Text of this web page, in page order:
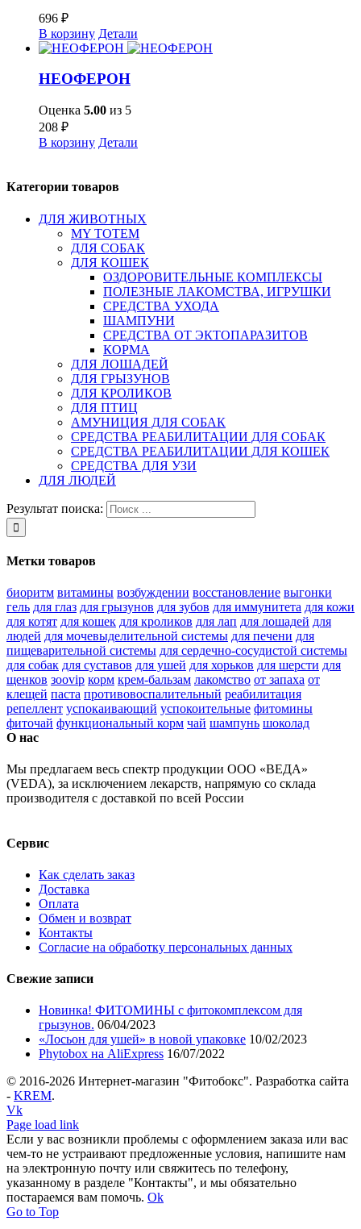
696 ₽
В корзину Детали
НЕОФЕРОН
Оценка 5.00 из 5
208 ₽
В корзину Детали
Категории товаров
ДЛЯ ЖИВОТНЫХ
MY TOTEM
ДЛЯ СОБАК
ДЛЯ КОШЕК
ОЗДОРОВИТЕЛЬНЫЕ КОМПЛЕКСЫ
ПОЛЕЗНЫЕ ЛАКОМСТВА, ИГРУШКИ
СРЕДСТВА УХОДА
ШАМПУНИ
СРЕДСТВА ОТ ЭКТОПАРАЗИТОВ
КОРМА
ДЛЯ ЛОШАДЕЙ
ДЛЯ ГРЫЗУНОВ
ДЛЯ КРОЛИКОВ
ДЛЯ ПТИЦ
АМУНИЦИЯ ДЛЯ СОБАК
СРЕДСТВА РЕАБИЛИТАЦИИ ДЛЯ СОБАК
СРЕДСТВА РЕАБИЛИТАЦИИ ДЛЯ КОШЕК
СРЕДСТВА ДЛЯ УЗИ
ДЛЯ ЛЮДЕЙ
Результат поиска:
Метки товаров
биоритм витамины возбуждении восстановление выгонки
гель для глаз для грызунов для зубов для иммунитета для кожи
для котят для кошек для кроликов для лап для лошадей для
людей для мочевыделительной системы для печени для
пищеварительной системы для сердечно-сосудистой системы
для собак для суставов для ушей для хорьков для шерсти для
щенков зооvip корм крем-бальзам лакомство от запаха от
клещей паста противовоспалительный реабилитация
репеллент успокаивающий успокоительные фитомины
фиточай функциональный корм чай шампунь шоколад
О нас
Мы предлагаем весь спектр продукции ООО «ВЕДА»
(VEDA), за исключением лекарств, напрямую со склада
производителя с доставкой по всей России
Сервис
Как сделать заказ
Доставка
Оплата
Обмен и возврат
Контакты
Согласие на обработку персональных данных
Свежие записи
Новинка! ФИТОМИНЫ с фитокомплексом для
грызунов. 06/04/2023
«Лосьон для ушей» в новой упаковке 10/02/2023
Phytobox на AliExpress 16/07/2022
© 2016-2026 Интернет-магазин "Фитобокс". Разработка сайта
- KREM.
Vk
Page load link
Если у вас возникли проблемы с оформлением заказа или вас
чем-то не устраивают предложенные условия, напишите нам
на электронную почту или свяжитесь по телефону,
указанному в разделе "Контакты", и мы обязательно
постараемся вам помочь. Ok
Go to Top